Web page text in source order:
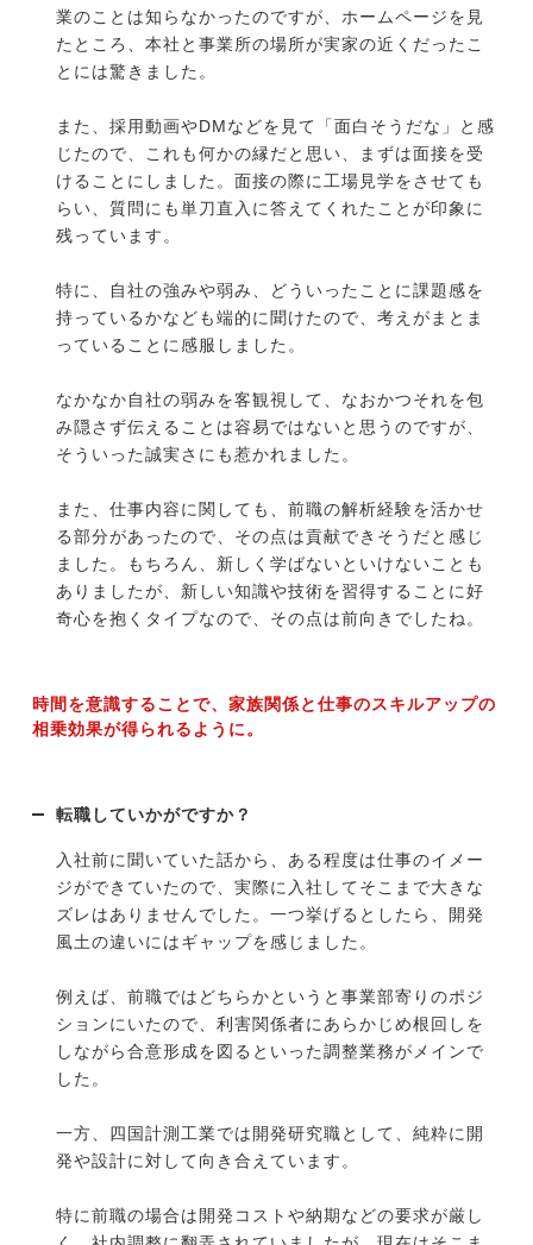
業のことは知らなかったのですが、ホームページを見
たところ、本社と事業所の場所が実家の近くだったこ
とには驚きました。
また、採用動画やDMなどを見て「面白そうだな」と感
じたので、これも何かの縁だと思い、まずは面接を受
けることにしました。面接の際に工場見学をさせても
らい、質問にも単刀直入に答えてくれたことが印象に
残っています。
特に、自社の強みや弱み、どういったことに課題感を
持っているかなども端的に聞けたので、考えがまとま
っていることに感服しました。
なかなか自社の弱みを客観視して、なおかつそれを包
み隠さず伝えることは容易ではないと思うのですが、
そういった誠実さにも惹かれました。
また、仕事内容に関しても、前職の解析経験を活かせ
る部分があったので、その点は貢献できそうだと感じ
ました。もちろん、新しく学ばないといけないことも
ありましたが、新しい知識や技術を習得することに好
奇心を抱くタイプなので、その点は前向きでしたね。
時間を意識することで、家族関係と仕事のスキルアップの
相乗効果が得られるように。
転職していかがですか？
入社前に聞いていた話から、ある程度は仕事のイメー
ジができていたので、実際に入社してそこまで大きな
ズレはありませんでした。一つ挙げるとしたら、開発
風土の違いにはギャップを感じました。
例えば、前職ではどちらかというと事業部寄りのポジ
ションにいたので、利害関係者にあらかじめ根回しを
しながら合意形成を図るといった調整業務がメインで
した。
一方、四国計測工業では開発研究職として、純粋に開
発や設計に対して向き合えています。
特に前職の場合は開発コストや納期などの要求が厳し